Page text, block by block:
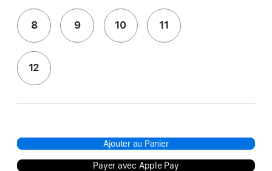
8 9 10 11
12
Ajouter au Panier
Payer avec Apple Pay